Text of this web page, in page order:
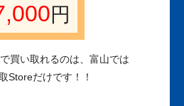
円
買い取れるのは、富山では
Storeだけです！！